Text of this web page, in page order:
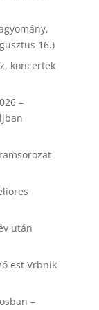
16.)
koncertek
–
után
est Vrbnik
–